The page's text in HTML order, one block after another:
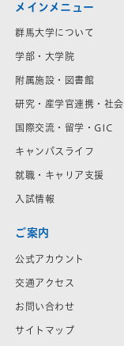
メインメニュー
群馬大学について
学部・大学院
附属施設・図書館
研究・産学官連携・社
国際交流・留学・GIC
キャンパスライフ
就職・キャリア支援
入試情報
ご案内
公式アカウント
交通アクセス
お問い合わせ
サイトマップ